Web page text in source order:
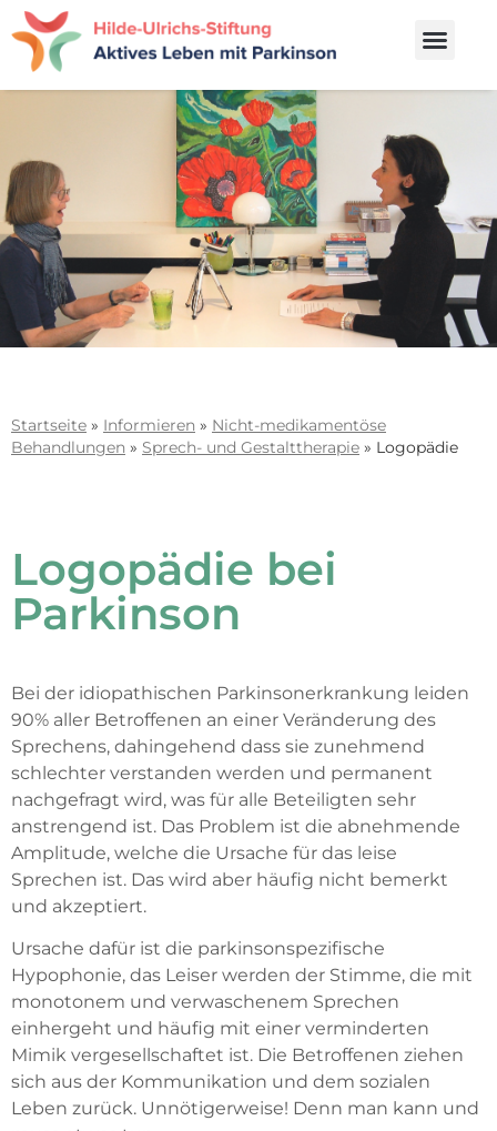
Startseite » Informieren » Nicht-medikamentöse
Behandlungen » Sprech- und Gestalttherapie » Logopädie
Logopädie bei
Parkinson
Bei der idiopathischen Parkinsonerkrankung leiden
90% aller Betroffenen an einer Veränderung des
Sprechens, dahingehend dass sie zunehmend
schlechter verstanden werden und permanent
nachgefragt wird, was für alle Beteiligten sehr
anstrengend ist. Das Problem ist die abnehmende
Amplitude, welche die Ursache für das leise
Sprechen ist. Das wird aber häufig nicht bemerkt
und akzeptiert.
Ursache dafür ist die parkinsonspezifische
Hypophonie, das Leiser werden der Stimme, die mit
monotonem und verwaschenem Sprechen
einhergeht und häufig mit einer verminderten
Mimik vergesellschaftet ist. Die Betroffenen ziehen
sich aus der Kommunikation und dem sozialen
Leben zurück. Unnötigerweise! Denn man kann und